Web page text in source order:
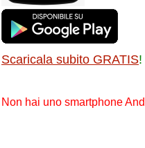
Scaricala subito GRATIS!
Non hai uno smartphone